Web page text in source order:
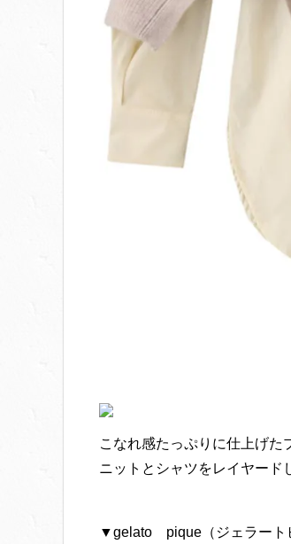
こなれ感たっぷりに仕上げた
ニットとシャツをレイヤード
▼gelato pique（ジェラート